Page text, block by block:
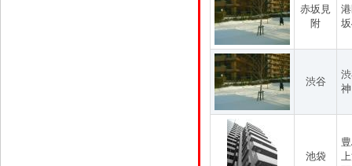
赤坂見
附
渋谷
池袋